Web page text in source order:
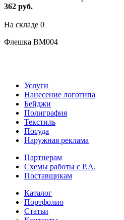
362 руб.
На складе 0
Флешка BM004
Услуги
Нанесение логотипа
Бейджи
Полиграфия
Текстиль
Посуда
Наружная реклама
Партнерам
Схемы работы с Р.А.
Поставщикам
Каталог
Портфолио
Статьи